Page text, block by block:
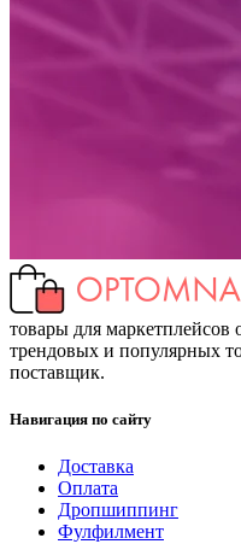
товары для
трендовых и популярных
поставщик.
Навигация по сайту
Доставка
Оплата
Дропшиппинг
Фулфилмент